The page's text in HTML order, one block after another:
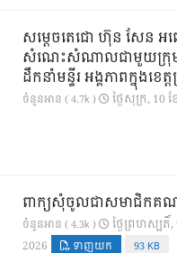
សម្តេចតេជោ ហ៊ុន សែន អ
សំណេះសំណាលជាមួយក្រុមប្
ដឹកនាំមន្ទីរ អង្គភាពក្នុងខេត្
ចំនួនអាន ( 4.7k ) ថ្ងៃ​សុក្រ, 10
ពាក្យសុំចូលជាសមាជិកគ
ចំនួនអាន ( 4.3k )
ថ្ងៃ​ព្រហស្បតិ៍,
2026
ទាញយក 93 KB